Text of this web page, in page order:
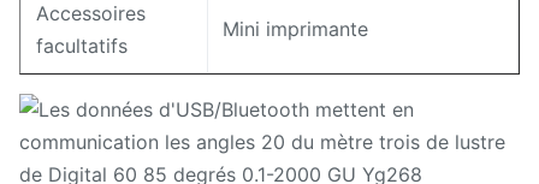
Accessoires
facultatifs
Mini imprimante